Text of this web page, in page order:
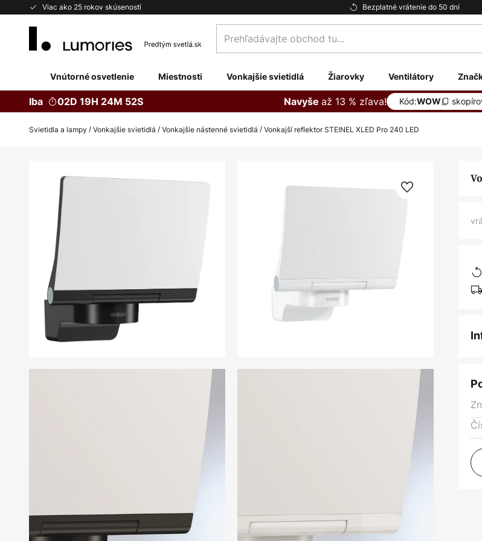
Viac ako 25 rokov skúseností Bezplatné vrátenie do 50 dní
Skip
Prehľadávajte
obchod
Vnútorné osvetlenie Miestnosti Vonkajšie svietidlá Žiarovky Ventilátory
Iba 02D 19H 24M 52S Navyše až 13 % zľava! Kód:WOW
Svietidla a lampy Vonkajšie svietidlá Vonkajšie nástenné svietidlá Vonkajší reflektor STEINEL XLED Pro 240 LED
galérie
obrázkov